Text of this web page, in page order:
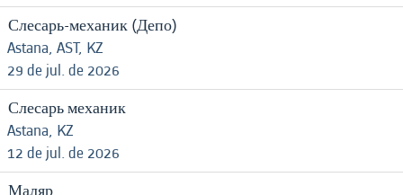
Слесарь-механик (Депо)
Astana, AST, KZ
29 de jul. de 2026
Слесарь механик
Astana, KZ
12 de jul. de 2026